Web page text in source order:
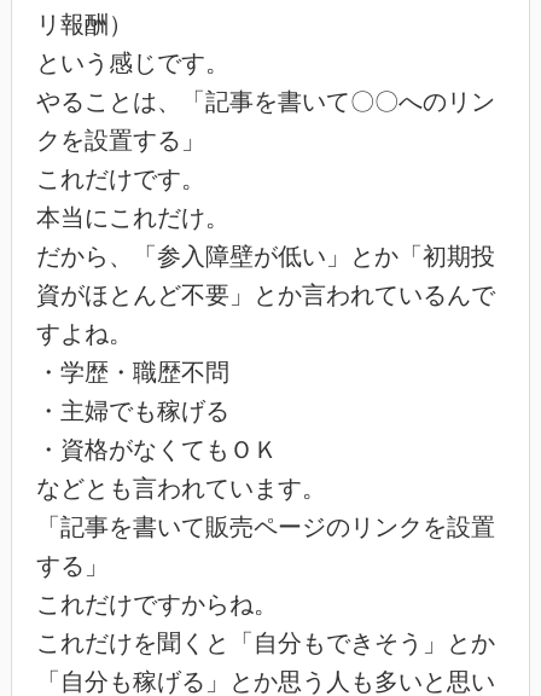
リ報酬）
という感じです。
やることは、「記事を書いて〇〇へのリン
クを設置する」
これだけです。
本当にこれだけ。
だから、「参入障壁が低い」とか「初期投
資がほとんど不要」とか言われているんで
すよね。
・学歴・職歴不問
・主婦でも稼げる
・資格がなくてもＯＫ
などとも言われています。
「記事を書いて販売ページのリンクを設置
する」
これだけですからね。
これだけを聞くと「自分もできそう」とか
「自分も稼げる」とか思う人も多いと思い